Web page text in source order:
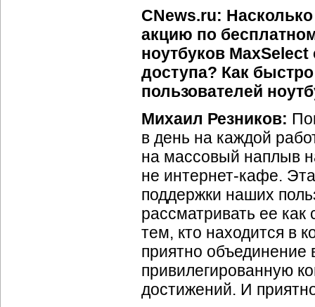
CNews.ru:
акцию по
ноутбуков
доступа? Как
пользователей
Михаил Резников:
в день на каждой
на массовый наплыв
не интернет-кафе.
поддержки наших
рассматривать ее
тем, кто находится в
приятно объединение
привилегированную
достижений. И